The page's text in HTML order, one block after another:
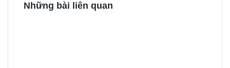
Những bài liên quan